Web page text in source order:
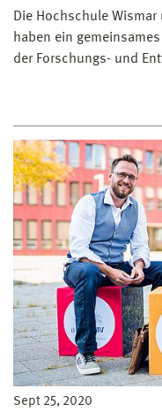
Die Hochschule Wismar
haben ein
der Forschungs- und
Sept 25, 2020